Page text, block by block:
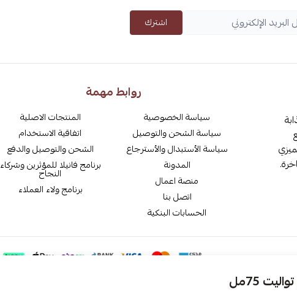
75مل
اشترك
روابط مهمة
سياسة الخصوصية
سياسة الشحن والتوصيل
سياسة الأستبدال والأسترجاع
المدونة
منصة اعمال
اتصل بنا
الحسابات البنكية
المنتجات الاصلية
اتفاقية الاستخدام
الشحن والتوصيل والدفع
برنامج فانيلا للمؤثرين وشركاء
النجاح
برنامج ولاء العملاء